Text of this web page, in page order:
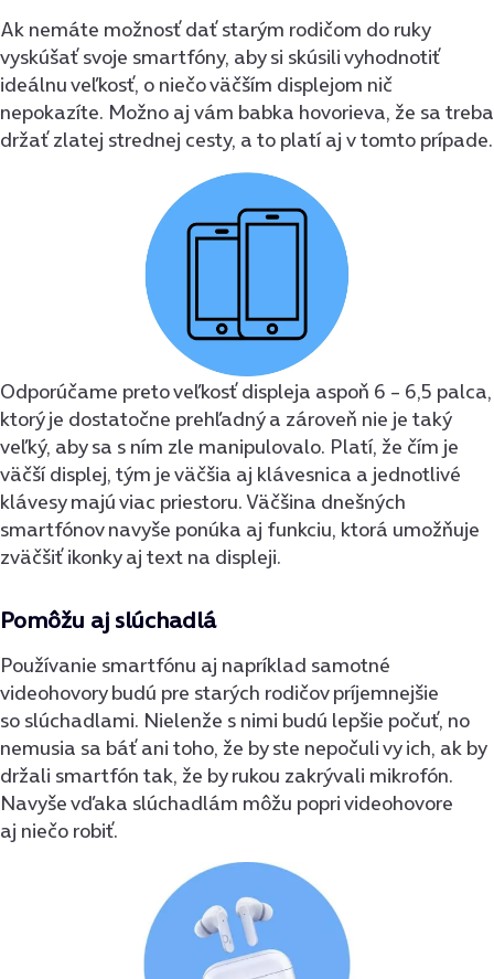
Ak nemáte možnosť dať starým rodičom do ruky
vyskúšať svoje smartfóny, aby si skúsili vyhodnotiť
ideálnu veľkosť, o niečo väčším displejom nič
nepokazíte. Možno aj vám babka hovorieva, že sa treba
držať zlatej strednej cesty, a to platí aj v tomto prípade.
Odporúčame preto veľkosť displeja aspoň 6 – 6,5 palca,
ktorý je dostatočne prehľadný a zároveň nie je taký
veľký, aby sa s ním zle manipulovalo. Platí, že čím je
väčší displej, tým je väčšia aj klávesnica a jednotlivé
klávesy majú viac priestoru. Väčšina dnešných
smartfónov navyše ponúka aj funkciu, ktorá umožňuje
zväčšiť ikonky aj text na displeji.
Pomôžu aj slúchadlá
Používanie smartfónu aj napríklad samotné
videohovory budú pre starých rodičov príjemnejšie
so slúchadlami. Nielenže s nimi budú lepšie počuť, no
nemusia sa báť ani toho, že by ste nepočuli vy ich, ak by
držali smartfón tak, že by rukou zakrývali mikrofón.
Navyše vďaka slúchadlám môžu popri videohovore
aj niečo robiť.